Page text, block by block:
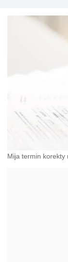
Mija termin korekty